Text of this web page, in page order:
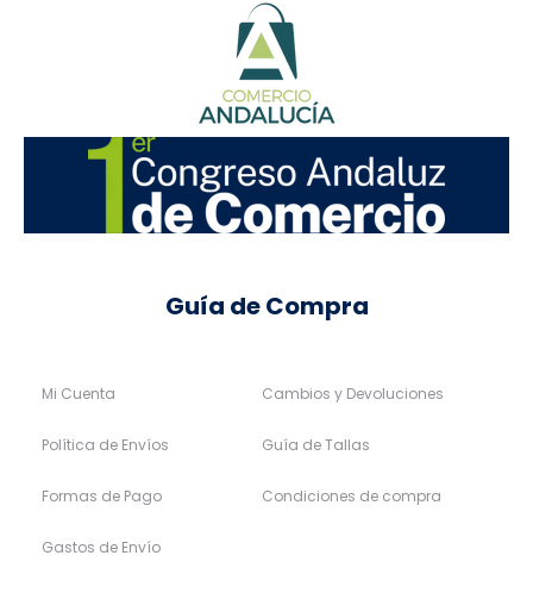
Guía de Compra
Mi Cuenta
Política de Envíos
Formas de Pago
Gastos de Envío
Cambios y Devoluciones
Guía de Tallas
Condiciones de compra